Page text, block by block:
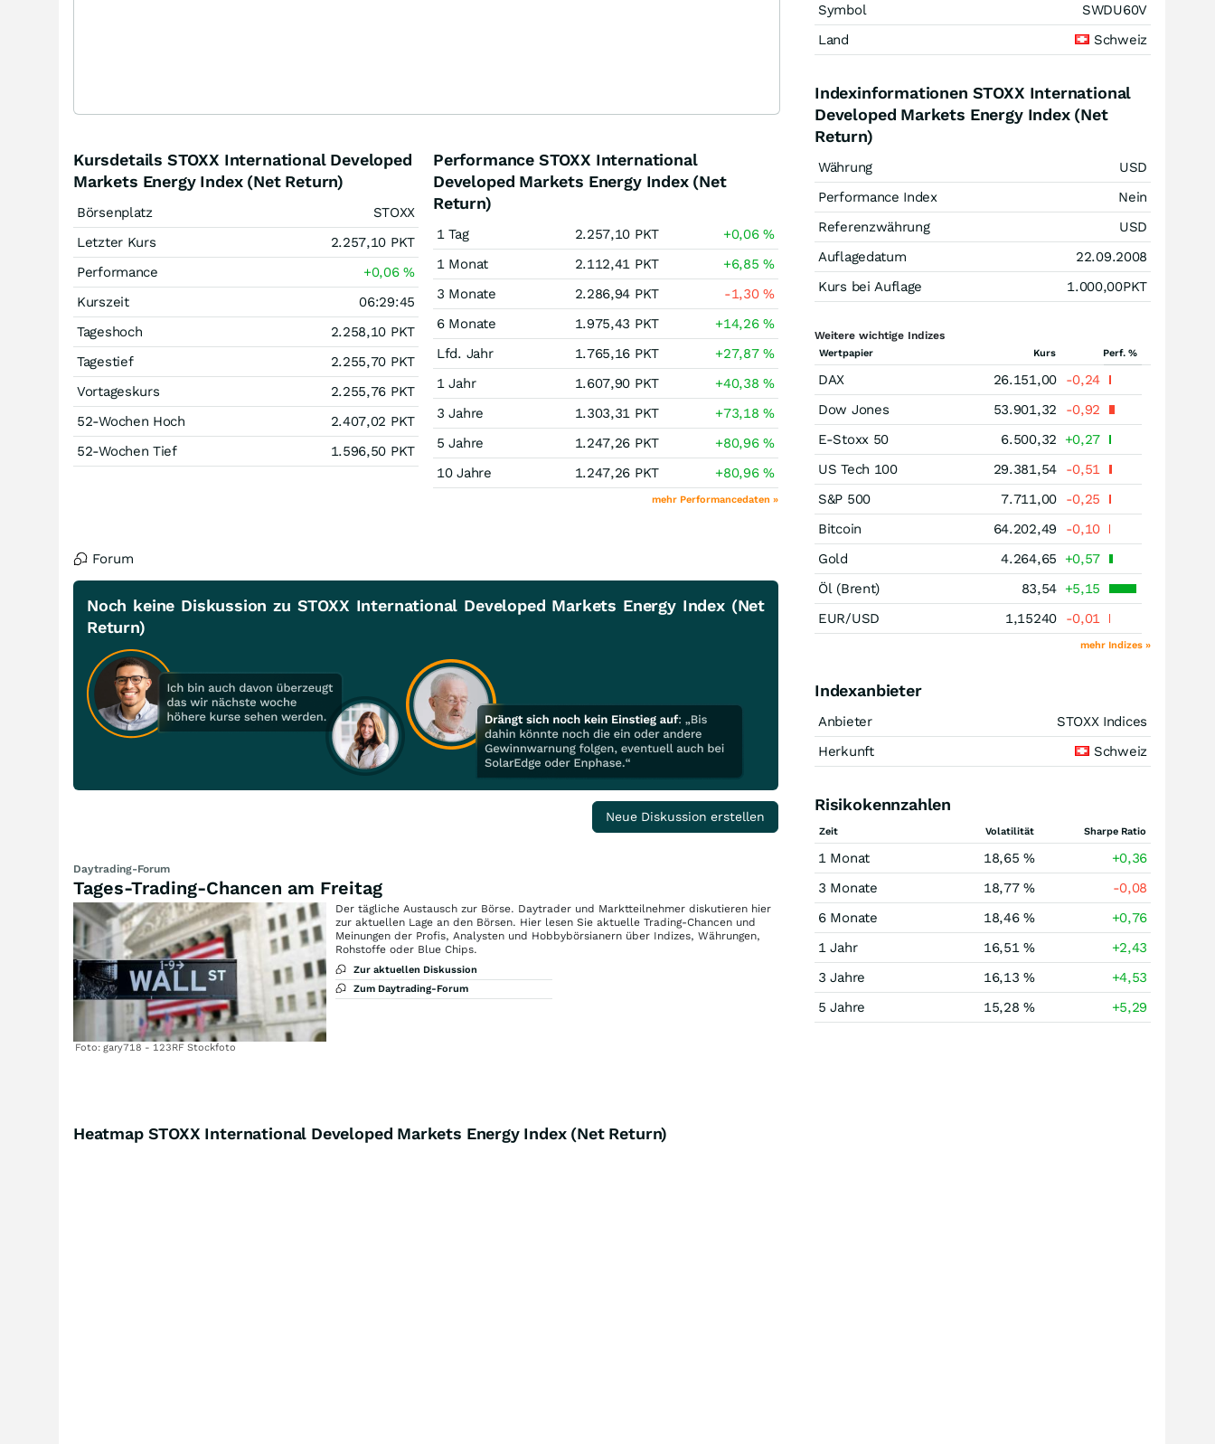
Kursdetails STOXX International Developed
Markets Energy Index (Net Return)
Börsenplatz
STOXX
Letzter Kurs
2.257,10 PKT
Performance
+0,06%
Kurszeit
06:29:45
Tageshoch
2.258,10 PKT
Tagestief
2.255,70 PKT
Vortageskurs
2.255,76 PKT
52-Wochen Hoch
2.407,02 PKT
52-Wochen Tief
1.596,50 PKT
Performance STOXX International
Developed Markets Energy Index (Net
Return)
1 Tag 2.257,10 PKT +0,06%
1 Monat
2.112,41 PKT +6,85%
3 Monate
2.286,94 PKT -1,30%
6 Monate
1.975,43 PKT +14,26%
Lfd. Jahr
1.765,16 PKT +27,87%
1 Jahr
1.607,90 PKT +40,38%
3 Jahre
1.303,31 PKT +73,18%
5 Jahre
1.247,26 PKT +80,96%
10 Jahre
1.247,26 PKT +80,96%
mehr Performancedaten »
Forum
Noch keine Diskussion zu STOXX International Developed Markets Energy Index (Net
Return)
Neue Diskussion erstellen
Daytrading-Forum
Tages-Trading-Chancen am Freitag
Foto: gary718 - 123RF Stockfoto
Der tägliche Austausch zur Börse. Daytrader und Marktteilnehmer diskutieren hier
zur aktuellen Lage an den Börsen. Hier lesen Sie aktuelle Trading-Chancen und
Meinungen der Profis, Analysten und Hobbybörsianern über Indizes, Währungen,
Rohstoffe oder Blue Chips.
Zur aktuellen Diskussion
Zum Daytrading-Forum
Symbol
SWDU60V
Land
Schweiz
Indexinformationen STOXX International
Developed Markets Energy Index (Net
Return)
Währung
USD
Performance Index
Nein
Referenzwährung
USD
Auflagedatum
22.09.2008
Kurs bei Auflage
1.000,00PKT
Weitere wichtige Indizes
Wertpapier Kurs Perf. %
DAX 26.151,00
-0,24
Dow Jones
53.901,32
-0,92
E-Stoxx 50
6.500,32
+0,27
US Tech 100
29.381,54
-0,51
S&P 500
7.711,00
-0,25
Bitcoin
64.202,49
-0,10
Gold
4.264,65
+0,57
Öl (Brent)
83,54 +5,15
EUR/USD
1,15240 -0,01
mehr Indizes »
Indexanbieter
Anbieter
STOXX Indices
Herkunft
Schweiz
Risikokennzahlen
Zeit Volatilität Sharpe Ratio
1 Monat 18,65 %
+0,36
3 Monate
18,77 %
-0,08
6 Monate
18,46 %
+0,76
1 Jahr
16,51 %
+2,43
3 Jahre
16,13 %
+4,53
5 Jahre
15,28 % +5,29
Heatmap STOXX International Developed Markets Energy Index (Net Return)